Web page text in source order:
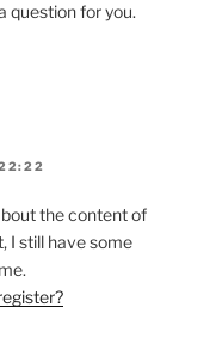
question for you.
the content of
I still have some